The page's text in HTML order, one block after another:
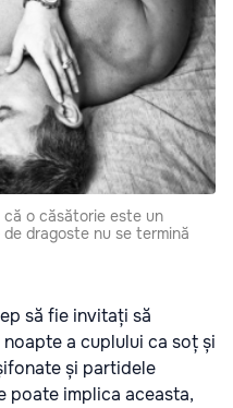
o căsătorie este un
dragoste nu se termină
să fie invitați să
a cuplului ca soț și
și partidele
poate implica aceasta,